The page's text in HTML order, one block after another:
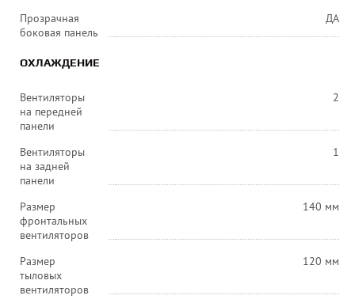
Прозрачная
боковая панель
ДА
ОХЛАЖДЕНИЕ
Вентиляторы
на передней
панели
2
Вентиляторы
на задней
панели
1
Размер
фронтальных
вентиляторов
140 мм
Размер
тыловых
вентиляторов
120 мм